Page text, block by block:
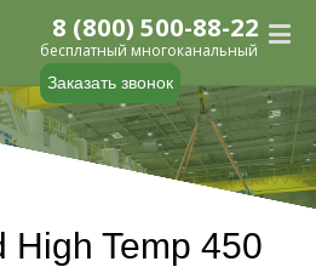
Заказать звонок
8 (800) 500-88-22
бесплатный многоканальный
High Temp 450